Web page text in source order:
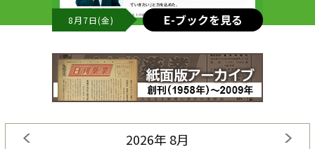
8月7日(金) E-ブックを見る
2026年 8月